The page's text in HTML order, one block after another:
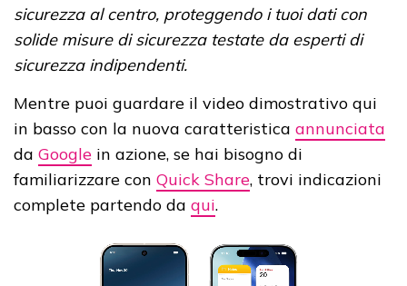
sicurezza al centro, proteggendo i tuoi dati con
solide misure di sicurezza testate da esperti di
sicurezza indipendenti.
Mentre puoi guardare il video dimostrativo qui
in basso con la nuova caratteristica annunciata
da Google in azione, se hai bisogno di
familiarizzare con Quick Share, trovi indicazioni
complete partendo da qui.